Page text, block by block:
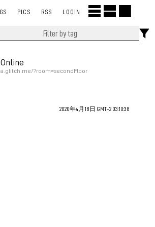
PICS RSS LOGIN
?room=secondFloor
2020年4月18日 GMT+2 03:10:38